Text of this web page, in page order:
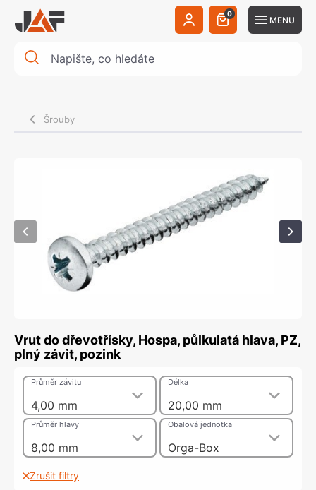
0
MENU
Šrouby
Vrut do dřevotřísky, Hospa, půlkulatá hlava, PZ,
plný závit, pozink
4,00 mm
Průměr závitu
20,00 mm
Délka
8,00 mm
Průměr hlavy
Orga-Box
Obalová jednotka
Zrušit filtry